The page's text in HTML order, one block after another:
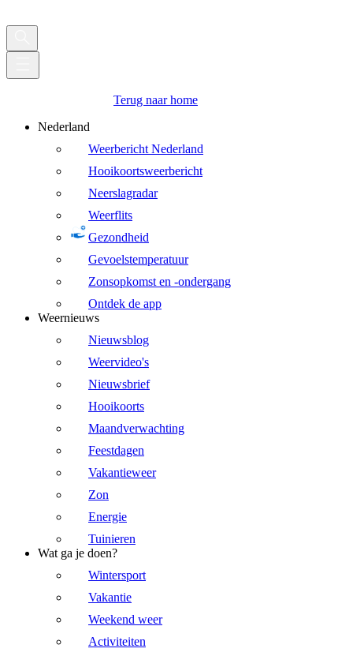
Terug naar home
Nederland
Weerbericht Nederland
Hooikoortsweerbericht
Neerslagradar
Weerflits
Gezondheid
Gevoelstemperatuur
Zonsopkomst en -ondergang
Ontdek de app
Weernieuws
Nieuwsblog
Weervideo's
Nieuwsbrief
Hooikoorts
Maandverwachting
Feestdagen
Vakantieweer
Zon
Energie
Tuinieren
Wat ga je doen?
Wintersport
Vakantie
Weekend weer
Activiteiten